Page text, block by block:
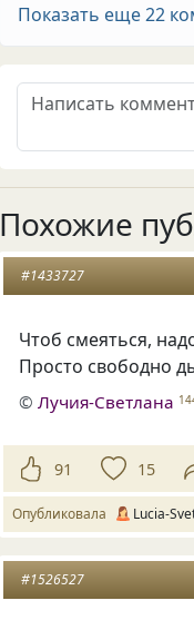
Показать еще 22
Похожие
#1433727
Чтоб смеяться,
Просто свободно
©Лучия-Светлана
91 15
Опубликовала Lucia-
#1526527